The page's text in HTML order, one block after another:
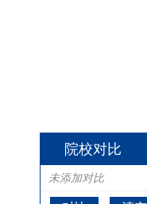
院校对比
未添加对比